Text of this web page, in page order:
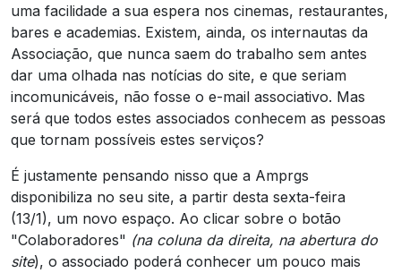
uma facilidade a sua espera nos cinemas, restaurantes,
bares e academias. Existem, ainda, os internautas da
Associação, que nunca saem do trabalho sem antes
dar uma olhada nas notícias do site, e que seriam
incomunicáveis, não fosse o e-mail associativo. Mas
será que todos estes associados conhecem as pessoas
que tornam possíveis estes serviços?
É justamente pensando nisso que a Amprgs
disponibiliza no seu site, a partir desta sexta-feira
(13/1), um novo espaço. Ao clicar sobre o botão
"Colaboradores" (na coluna da direita, na abertura do
site), o associado poderá conhecer um pouco mais